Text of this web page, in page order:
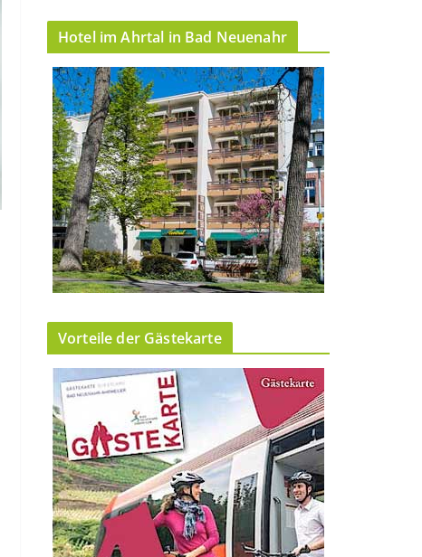
Hotel im Ahrtal in Bad Neuenahr
Vorteile der Gästekarte